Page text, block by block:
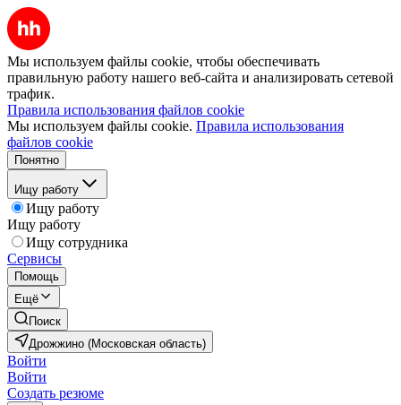
Мы используем файлы cookie, чтобы обеспечивать
правильную работу нашего веб-сайта и анализировать сетевой
трафик.
Правила использования файлов cookie
Мы используем файлы cookie. Правила использования
файлов cookie
Понятно
Ищу работу
Ищу работу
Ищу работу
Ищу сотрудника
Сервисы
Помощь
Ещё
Поиск
Дрожжино (Московская область)
Войти
Войти
Создать резюме